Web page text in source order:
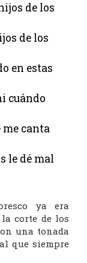
de los
de los
en estas
cuándo
canta
le dé mal
ya era
corte de los
una tonada
que siempre